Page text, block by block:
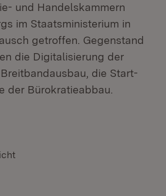
und Handelskammern
im Staatsministerium in
getroffen. Gegenstand
die Digitalisierung der
die Start-
der Bürokratieabbau.